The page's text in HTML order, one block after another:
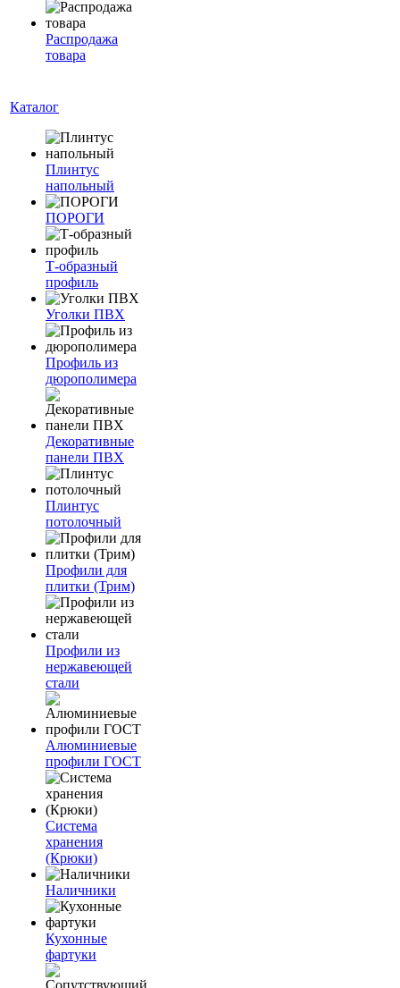
Распродажа
товара
Каталог
Плинтус
напольный
ПОРОГИ
Т-образный
профиль
Уголки ПВХ
Профиль из
дюрополимера
Декоративные
панели ПВХ
Плинтус
потолочный
Профили для
плитки (Трим)
Профили из
нержавеющей
стали
Алюминиевые
профили ГОСТ
Система
хранения
(Крюки)
Наличники
Кухонные
фартуки